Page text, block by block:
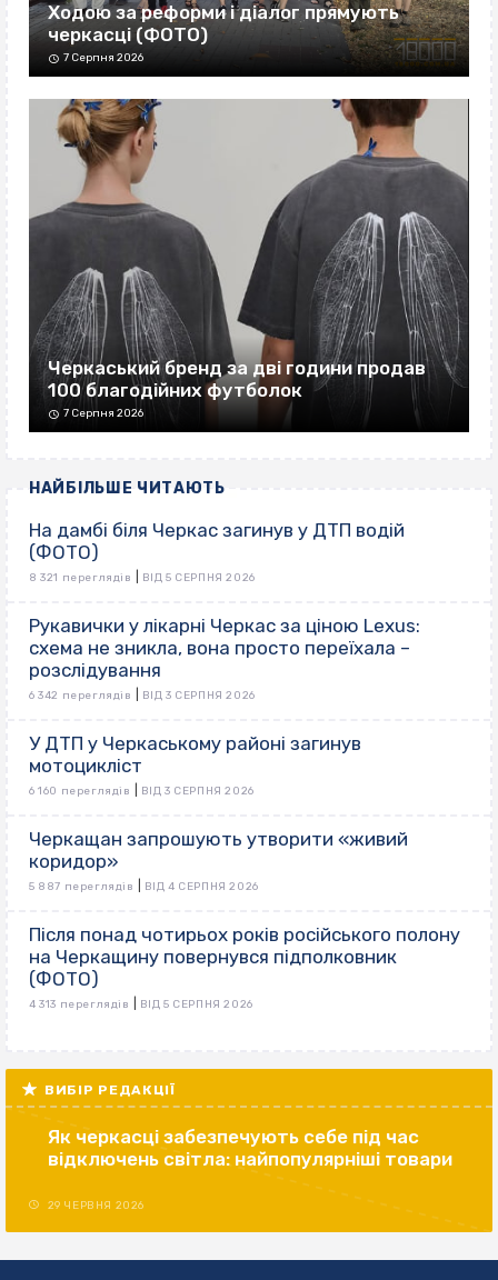
Ходою за реформи і діалог прямують
черкасці (ФОТО)
7 Серпня 2026
Черкаський бренд за дві години продав
100 благодійних футболок
7 Серпня 2026
НАЙБІЛЬШЕ ЧИТАЮТЬ
На дамбі біля Черкас загинув у ДТП водій
(ФОТО)
8 321 переглядів ВІД 5 СЕРПНЯ 2026
Рукавички у лікарні Черкас за ціною Lexus:
схема не зникла, вона просто переїхала –
розслідування
6 342 переглядів ВІД 3 СЕРПНЯ 2026
У ДТП у Черкаському районі загинув
мотоцикліст
6 160 переглядів ВІД 3 СЕРПНЯ 2026
Черкащан запрошують утворити «живий
коридор»
5 887 переглядів ВІД 4 СЕРПНЯ 2026
Після понад чотирьох років російського полону
на Черкащину повернувся підполковник
(ФОТО)
4 313 переглядів ВІД 5 СЕРПНЯ 2026
ВИБІР РЕДАКЦІЇ
Як черкасці забезпечують себе під час
відключень світла: найпопулярніші товари
29 ЧЕРВНЯ 2026